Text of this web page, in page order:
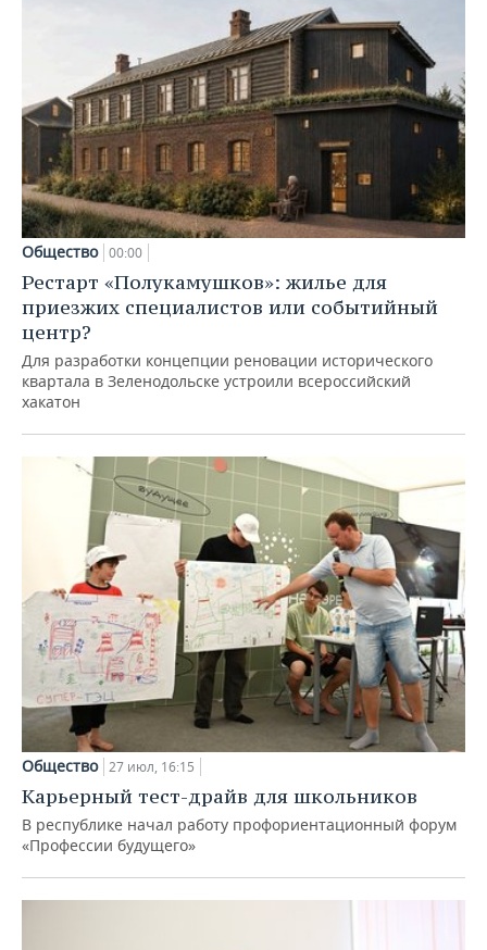
Общество 00:00
Рестарт «Полукамушков»: жилье для
приезжих специалистов или событийный
центр?
Для разработки концепции реновации исторического
квартала в Зеленодольске устроили всероссийский
хакатон
Общество 27 июл, 16:15
Карьерный тест-драйв для школьников
В республике начал работу профориентационный форум
«Профессии будущего»